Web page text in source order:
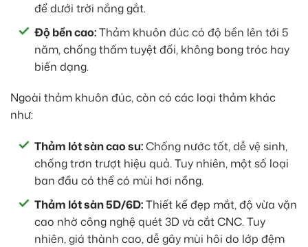
để dưới trời nắng gắt.
Độ bền cao:Thảm khuôn đúc có độ bền lên tới 5
năm, chống thấm tuyệt đối, không bong tróc hay
biến dạng.
Ngoài thảm khuôn đúc, còn có các loại thảm khác
như:
Thảm lót sàn cao su:Chống nước tốt, dễ vệ sinh,
chống trơn trượt hiệu quả. Tuy nhiên, một số loại
ban đầu có thể có mùi hơi nồng.
Thảm lót sàn 5D/6D:Thiết kế đẹp mắt, độ vừa vặn
cao nhờ công nghệ quét 3D và cắt CNC. Tuy
nhiên, giá thành cao, dễ gây mùi hôi do lớp đệm